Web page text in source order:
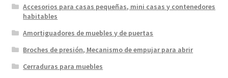
Accesorios para casas pequeñas, mini casas y contenedores
habitables
Amortiguadores de muebles y de puertas
Broches de presión, Mecanismo de empujar para abrir
Cerraduras para muebles